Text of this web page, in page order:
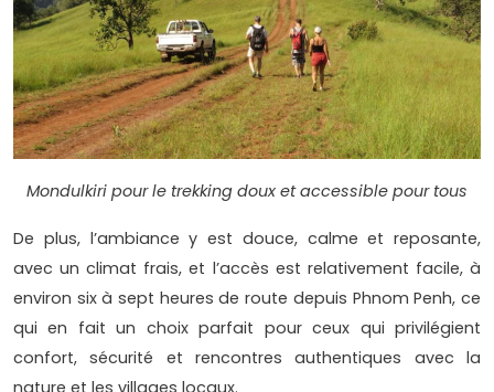
Mondulkiri pour le trekking doux et accessible pour tous
De plus, l’ambiance y est douce, calme et reposante,
avec un climat frais, et l’accès est relativement facile, à
environ six à sept heures de route depuis Phnom Penh, ce
qui en fait un choix parfait pour ceux qui privilégient
confort, sécurité et rencontres authentiques avec la
nature et les villages locaux.